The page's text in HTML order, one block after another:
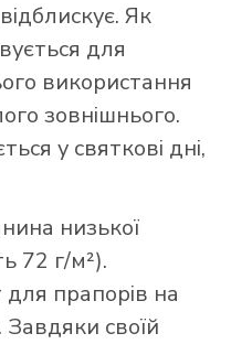
Як
для
використання
зовнішнього.
у святкові дні,
низької
72 г/м²).
прапорів на
Завдяки своїй